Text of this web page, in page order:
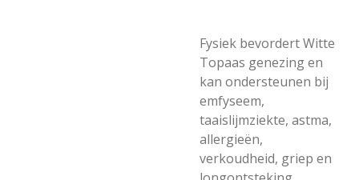
Fysiek bevordert Witte
Topaas genezing en
kan ondersteunen bij
emfyseem,
taaislijmziekte, astma,
allergieën,
verkoudheid, griep en